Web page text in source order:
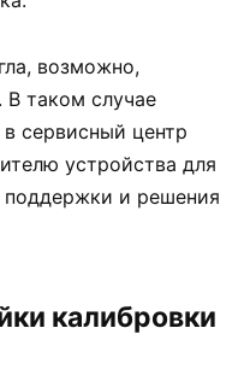
возможно,
таком случае
сервисный центр
устройства для
поддержки и решения
калибровки